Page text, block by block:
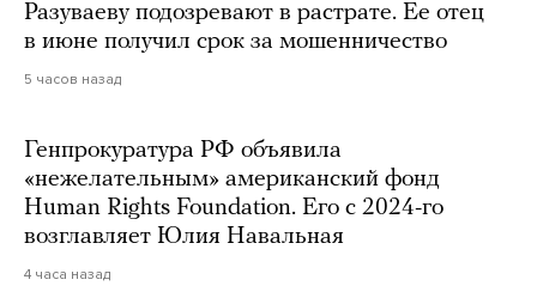
Разуваеву подозревают в растрате. Ее отец
в июне получил срок за мошенничество
5 часов назад
Генпрокуратура РФ объявила
«нежелательным» американский фонд
Human Rights Foundation. Его с 2024-го
возглавляет Юлия Навальная
4 часа назад